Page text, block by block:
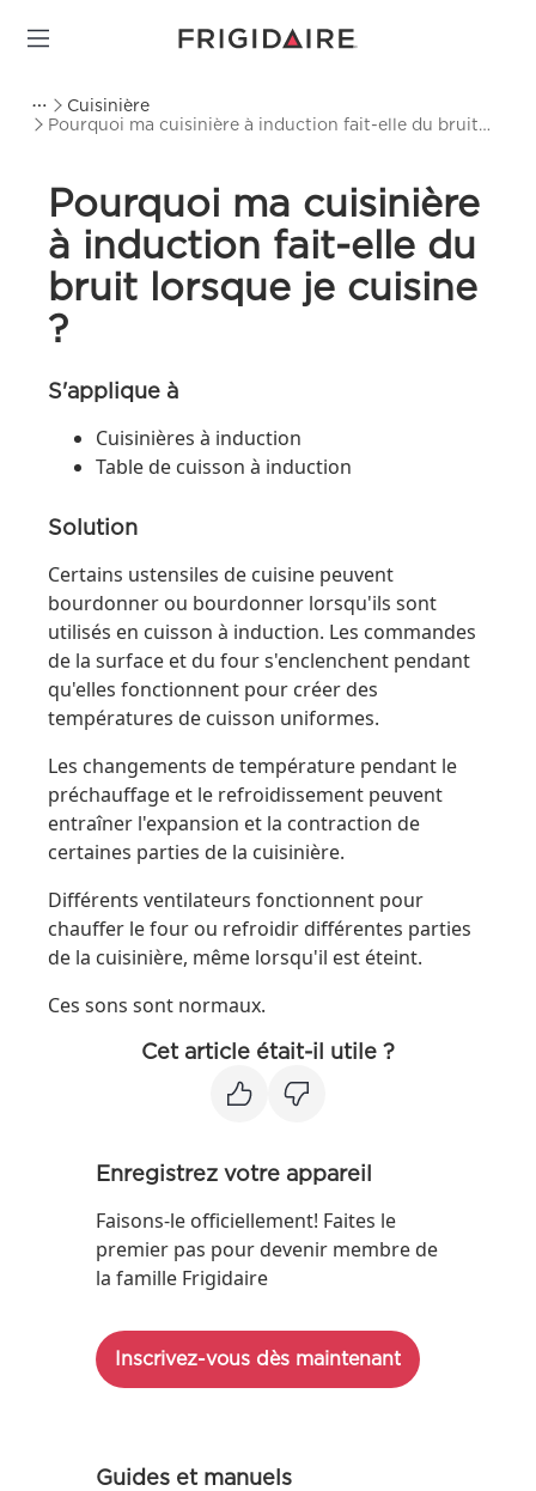
Cuisinière
Pourquoi ma cuisinière à induction fait-elle du bruit
Pourquoi ma cuisinière
à induction fait-elle du
bruit lorsque je cuisine
?
S'applique à
Cuisinières à induction
Table de cuisson à induction
Solution
Certains ustensiles de cuisine peuvent
bourdonner ou bourdonner lorsqu'ils sont
utilisés en cuisson à induction. Les commandes
de la surface et du four s'enclenchent pendant
qu'elles fonctionnent pour créer des
températures de cuisson uniformes.
Les changements de température pendant le
préchauffage et le refroidissement peuvent
entraîner l'expansion et la contraction de
certaines parties de la cuisinière.
Différents ventilateurs fonctionnent pour
chauffer le four ou refroidir différentes parties
de la cuisinière, même lorsqu'il est éteint.
Ces sons sont normaux.
Cet article était-il utile ?
Enregistrez votre appareil
Faisons-le officiellement! Faites le
premier pas pour devenir membre de
la famille Frigidaire
Inscrivez-vous dès maintenant
Guides et manuels